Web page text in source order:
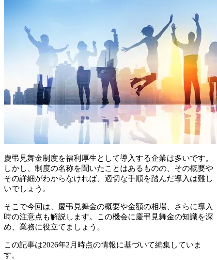
慶弔見舞金制度を福利厚生として導入する企業は多いです。
しかし、制度の名称を聞いたことはあるものの、その概要や
その詳細がわからなければ、適切な手順を踏んだ導入は難し
いでしょう。
そこで今回は、慶弔見舞金の概要や金額の相場、さらに導入
時の注意点も解説します。この機会に慶弔見舞金の知識を深
め、業務に役立てましょう。
この記事は2026年2月時点の情報に基づいて編集していま
す。